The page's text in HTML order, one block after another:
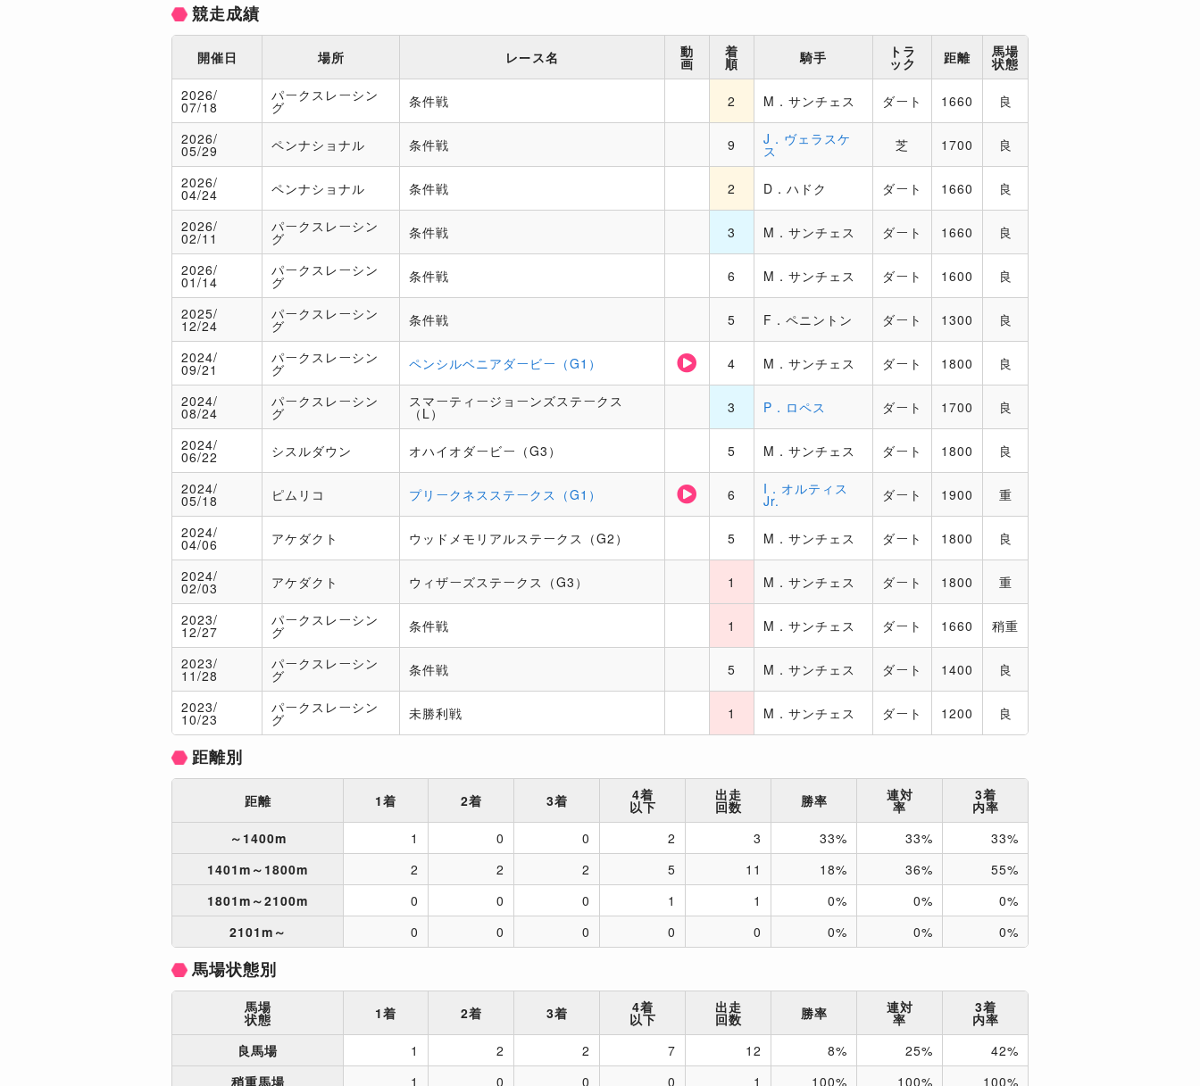
競走成績
開催日 場所 レース名 動
画
着
順 騎手 トラ
ック 距離 馬場
状態
2026/
07/18
パークスレーシン
グ 条件戦 2 M．サンチェス ダート 1660 良
2026/
05/29 ペンナショナル 条件戦 9 J．ヴェラスケ
ス 芝 1700 良
2026/
04/24 ペンナショナル 条件戦 2 D．ハドク ダート 1660 良
2026/
02/11
パークスレーシン
グ 条件戦 3 M．サンチェス ダート 1660 良
2026/
01/14
パークスレーシン
グ 条件戦 6 M．サンチェス ダート 1600 良
2025/
12/24
パークスレーシン
グ 条件戦 5 F．ペニントン ダート 1300 良
2024/
09/21
パークスレーシン
グ ペンシルベニアダービー（G1） 4 M．サンチェス ダート 1800 良
2024/
08/24
パークスレーシン
グ
スマーティージョーンズステークス
（L） 3 P．ロペス ダート 1700 良
2024/
06/22 シスルダウン オハイオダービー（G3） 5 M．サンチェス ダート 1800 良
2024/
05/18 ピムリコ プリークネスステークス（G1） 6 I．オルティス
Jr. ダート 1900 重
2024/
04/06 アケダクト ウッドメモリアルステークス（G2） 5 M．サンチェス ダート 1800 良
2024/
02/03 アケダクト ウィザーズステークス（G3） 1 M．サンチェス ダート 1800 重
2023/
12/27
パークスレーシン
グ 条件戦 1 M．サンチェス ダート 1660 稍重
2023/
11/28
パークスレーシン
グ 条件戦 5 M．サンチェス ダート 1400 良
2023/
10/23
パークスレーシン
グ 未勝利戦 1 M．サンチェス ダート 1200 良
距離別
距離 1着 2着 3着 4着
以下
出走
回数 勝率 連対
率
3着
内率
～1400m
1 0 0 2 3 33% 33%
33%
1401m～1800m
2 2 2 5 11 18% 36%
55%
1801m～2100m
0 0 0 1 1 0% 0%
0%
2101m～
0 0 0 0 0 0% 0% 0%
馬場状態別
馬場
状態 1着 2着 3着 4着
以下
出走
回数 勝率 連対
率
3着
内率
良馬場
1 2 2 7 12 8% 25%
42%
稍重馬場
1 0 0 0 1 100% 100% 100%